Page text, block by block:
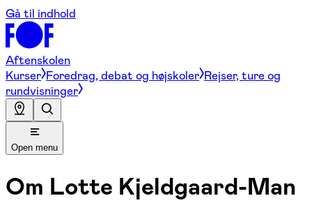
Gå til indhold
Aftenskolen
Kurser Foredrag, debat og højskoler Rejser, ture og
rundvisninger
Open menu
Om Lotte Kjeldgaard-Man